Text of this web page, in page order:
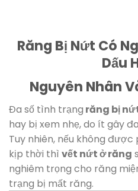
Răng Bị Nứt Có
Dấu
Nguyên Nhân
Đa số tình trạng răng bị
hay bị xem nhẹ, do ít gây
Tuy nhiên, nếu không
kịp thời thì vết nứt ở răng
nghiêm trọng cho răng
trạng bị mất răng.